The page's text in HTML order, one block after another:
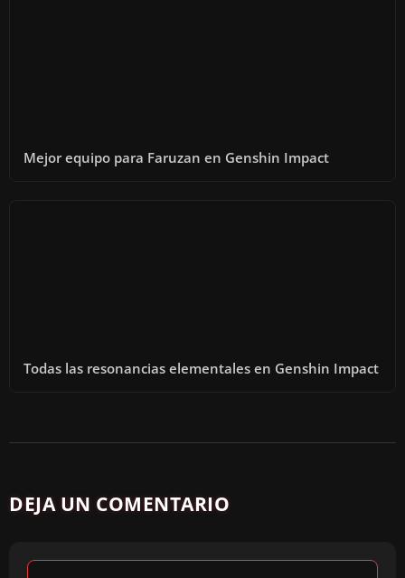
Mejor equipo para Faruzan en Genshin Impact
Todas las resonancias elementales en Genshin Impact
DEJA UN COMENTARIO